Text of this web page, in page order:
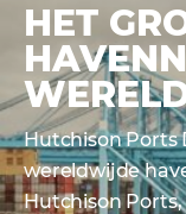
HET
Hutchison Ports
wereldwijde
Hutchison